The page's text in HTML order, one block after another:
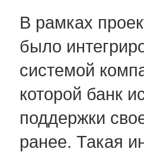
В рамках
было
системой
которой банк
поддержки
ранее. Такая